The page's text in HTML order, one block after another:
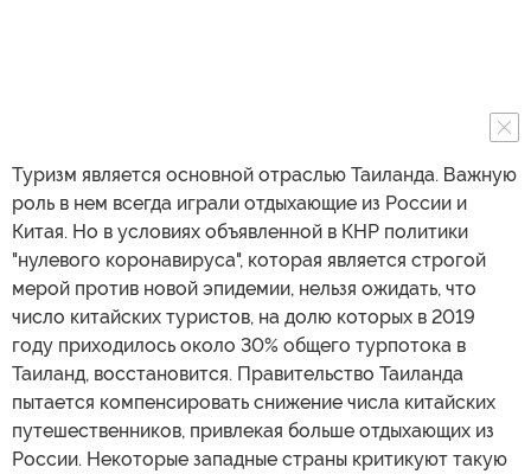
Туризм является основной отраслью Таиланда. Важную
роль в нем всегда играли отдыхающие из России и
Китая. Но в условиях объявленной в КНР политики
"нулевого коронавируса", которая является строгой
мерой против новой эпидемии, нельзя ожидать, что
число китайских туристов, на долю которых в 2019
году приходилось около 30% общего турпотока в
Таиланд, восстановится. Правительство Таиланда
пытается компенсировать снижение числа китайских
путешественников, привлекая больше отдыхающих из
России. Некоторые западные страны критикуют такую